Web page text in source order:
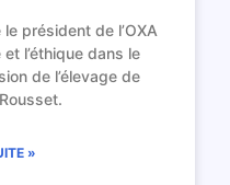
président de l’OXA
l’éthique dans le
de l’élevage de
»